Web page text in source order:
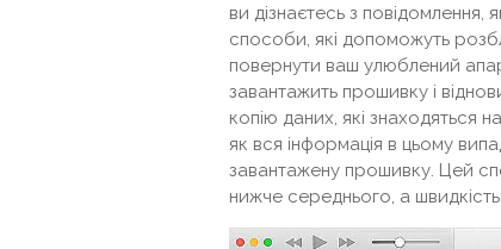
ви дізнаєтесь з
способи, які допоможуть
повернути ваш улюблений
завантажить прошивку і
копію даних, які знаходяться
як вся інформація в цьому
завантажену прошивку. Цей
нижче середнього, а